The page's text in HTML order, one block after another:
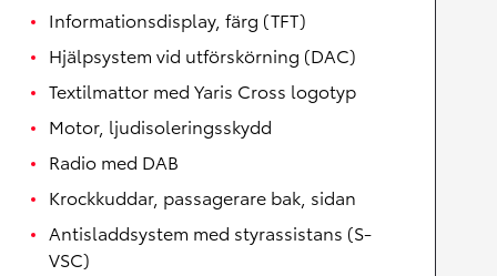
Informationsdisplay, färg (TFT)
Hjälpsystem vid utförskörning (DAC)
Textilmattor med Yaris Cross logotyp
Motor, ljudisoleringsskydd
Radio med DAB
Krockkuddar, passagerare bak, sidan
Antisladdsystem med styrassistans (S-
VSC)